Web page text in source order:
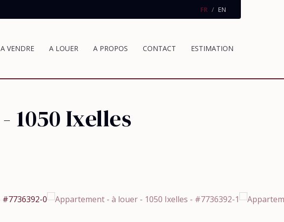
FR EN
A VENDRE A LOUER A PROPOS CONTACT ESTIMATION
- 1050 Ixelles